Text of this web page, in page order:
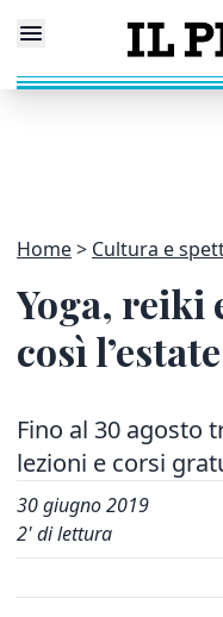
Home Cultura e
Yoga, reiki
così
Fino al 30 agosto
lezioni e corsi
30 giugno 2019
2' di lettura